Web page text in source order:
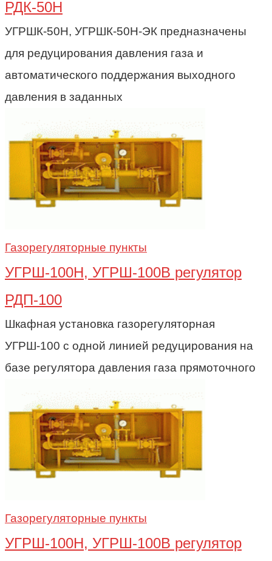
РДК-50Н
УГРШК-50Н, УГРШК-50Н-ЭК предназначены
для редуцирования давления газа и
автоматического поддержания выходного
давления в заданных
Газорегуляторные пункты
УГРШ-100Н, УГРШ-100В регулятор
РДП-100
Шкафная установка газорегуляторная
УГРШ-100 с одной линией редуцирования на
базе регулятора давления газа прямоточного
Газорегуляторные пункты
УГРШ-100Н, УГРШ-100В регулятор